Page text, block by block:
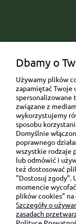
Ul.
Dbamy o
Używamy plików
zapamiętać Twoje
spersonalizowane
związane z
wykorzystujemy
sposobu
Domyślnie
poprawnego
wszystkie rodzaje
lub odmówić i
też dostosować
"Dostosuj zgody".
momencie
plików cookies"
Szczegóły o
zasadach